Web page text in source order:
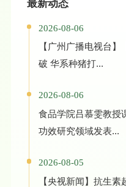
最新动态
2026-08-06
【广州广播电视台】
破 华系种猪打...
2026-08-06
食品学院吕慕雯教授
功效研究领域发表...
2026-08-05
【央视新闻】抗生